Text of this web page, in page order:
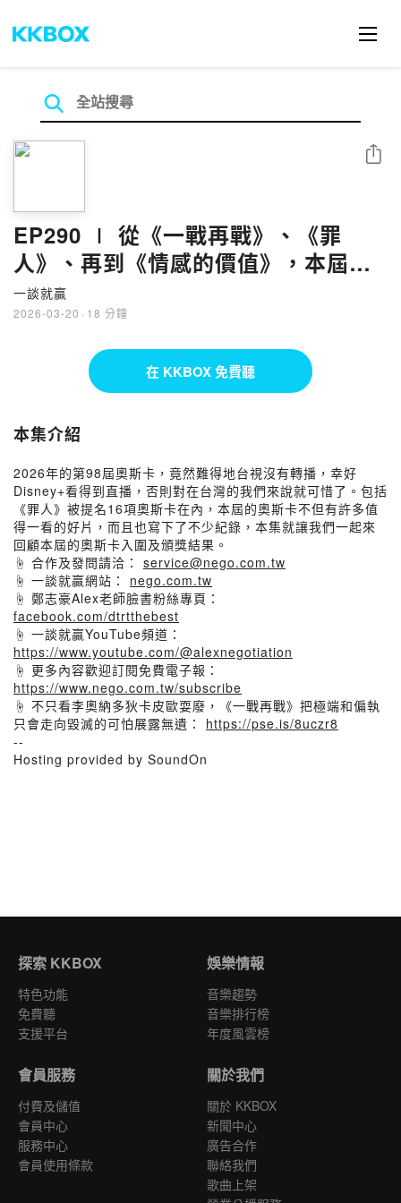
EP290 ∣ 從《一戰再戰》、《罪
人》、再到《情感的價值》，本屆奧
斯卡帶來哪些破紀錄的看點？
一談就贏
2026-03-20 · 18 分鐘
分享
在 KKBOX 免費聽
本集介紹
2026年的第98屆奧斯卡，竟然難得地台視沒有轉播，幸好
Disney+看得到直播，否則對在台灣的我們來說就可惜了。包括
《罪人》被提名16項奧斯卡在內，本屆的奧斯卡不但有許多值
得一看的好片，而且也寫下了不少紀錄，本集就讓我們一起來
回顧本屆的奧斯卡入圍及頒獎結果。
☝️ 合作及發問請洽： service@nego.com.tw
☝️ 一談就贏網站： nego.com.tw
☝️ 鄭志豪Alex老師臉書粉絲專頁：
facebook.com/dtrtthebest
☝️ 一談就贏YouTube頻道：
https://www.youtube.com/@alexnegotiation
☝ 更多內容歡迎訂閱免費電子報：
https://www.nego.com.tw/subscribe
☝ 不只看李奧納多狄卡皮歐耍廢，《一戰再戰》把極端和偏執
只會走向毀滅的可怕展露無遺： https://pse.is/8uczr8
--
Hosting provided by SoundOn
探索 KKBOX
特色功能
免費聽
支援平台
娛樂情報
音樂趨勢
音樂排行榜
年度風雲榜
會員服務
付費及儲值
會員中心
服務中心
會員使用條款
關於我們
關於 KKBOX
新聞中心
廣告合作
聯絡我們
歌曲上架